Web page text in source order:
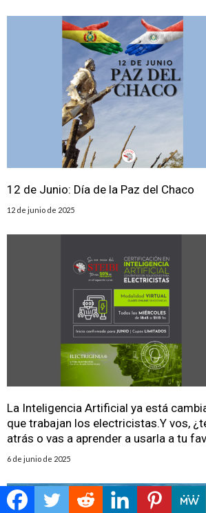
️12 de Junio: Día de la Paz del Chaco
12 de junio de 2025
La Inteligencia Artificial ya está
que trabajan los electricistas.Y vos,
atrás o vas a aprender a usarla a tu
6 de junio de 2025